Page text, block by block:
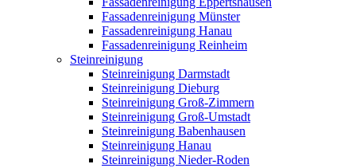
Fassadenreinigung Münster
Fassadenreinigung Hanau
Fassadenreinigung Reinheim
Steinreinigung
Steinreinigung Darmstadt
Steinreinigung Dieburg
Steinreinigung Groß-Zimmern
Steinreinigung Groß-Umstadt
Steinreinigung Babenhausen
Steinreinigung Hanau
Steinreinigung Nieder-Roden